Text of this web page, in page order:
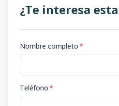
¿Te interesa
Nombre completo*
Teléfono*